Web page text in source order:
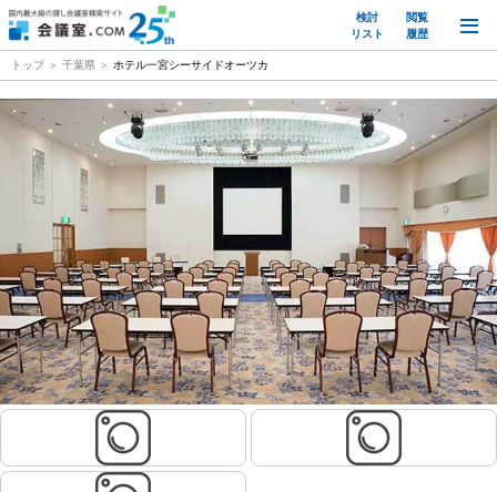
検討
リスト
閲覧
履歴
トップ 千葉県 ホテル一宮シーサイドオーツカ